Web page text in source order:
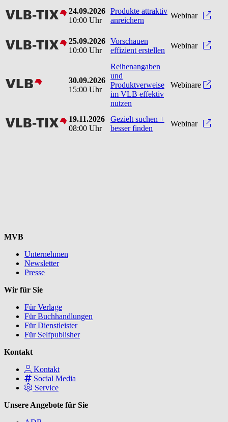
vlbtix
24.09.2026
10:00 Uhr
Produkte attraktiv
anreichern
Webinar
vlbtix
25.09.2026
10:00 Uhr
Vorschauen
effizient erstellen
Webinar
vlb
30.09.2026
15:00 Uhr
Reihenangaben
und
Produktverweise
im VLB effektiv
nutzen
Webinare
vlbtix
19.11.2026
08:00 Uhr
Gezielt suchen +
besser finden
Webinar
MVB
Unternehmen
Newsletter
Presse
Wir für Sie
Für Verlage
Für Buchhandlungen
Für Dienstleister
Für Selfpublisher
Kontakt
Kontakt
Social Media
Service
Unsere Angebote für Sie